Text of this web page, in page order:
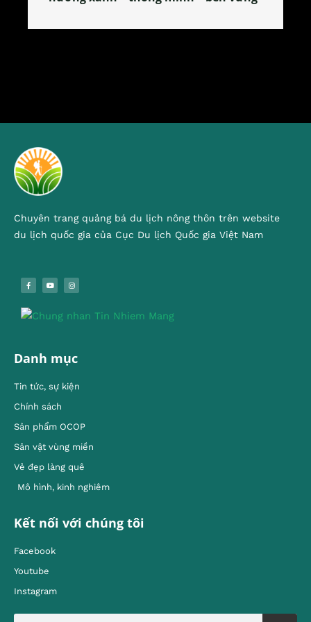
Chuyên trang quảng bá du lịch nông thôn trên website
du lịch quốc gia của Cục Du lịch Quốc gia Việt Nam
Danh mục
Tin tức, sự kiện
Chính sách
Sản phẩm OCOP
Sản vật vùng miền
Vẻ đẹp làng quê
Mô hình, kinh nghiêm
Kết nối với chúng tôi
Facebook
Youtube
Instagram